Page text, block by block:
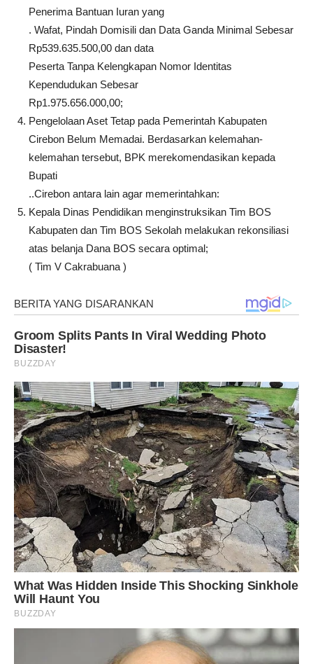
Penerima Bantuan Iuran yang
. Wafat, Pindah Domisili dan Data Ganda Minimal Sebesar
Rp539.635.500,00 dan data
Peserta Tanpa Kelengkapan Nomor Identitas
Kependudukan Sebesar
Rp1.975.656.000,00;
Pengelolaan Aset Tetap pada Pemerintah Kabupaten
Cirebon Belum Memadai. Berdasarkan kelemahan-
kelemahan tersebut, BPK merekomendasikan kepada
Bupati
..Cirebon antara lain agar memerintahkan:
Kepala Dinas Pendidikan menginstruksikan Tim BOS
Kabupaten dan Tim BOS Sekolah melakukan rekonsiliasi
atas belanja Dana BOS secara optimal;
( Tim V Cakrabuana )